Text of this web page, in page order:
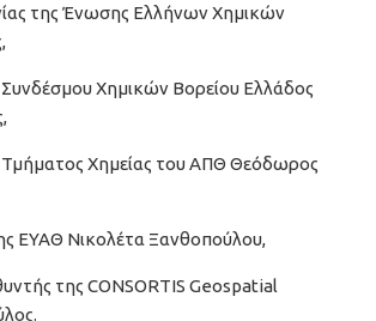
της Ένωσης Ελλήνων Χημικών
Χημικών Βορείου Ελλάδος
Τμήματος Χημείας του ΑΠΘ Θεόδωρος
ΕΥΑΘ Νικολέτα Ξανθοπούλου,
της CONSORTIS Geospatial